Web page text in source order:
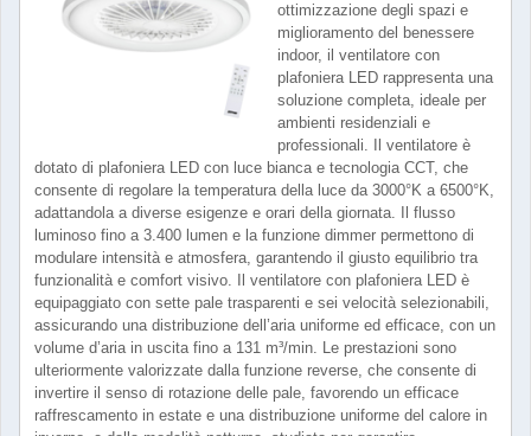
ottimizzazione degli spazi e
miglioramento del benessere
indoor, il ventilatore con
plafoniera LED rappresenta una
soluzione completa, ideale per
ambienti residenziali e
professionali. Il ventilatore è
dotato di plafoniera LED con luce bianca e tecnologia CCT, che
consente di regolare la temperatura della luce da 3000°K a 6500°K,
adattandola a diverse esigenze e orari della giornata. Il flusso
luminoso fino a 3.400 lumen e la funzione dimmer permettono di
modulare intensità e atmosfera, garantendo il giusto equilibrio tra
funzionalità e comfort visivo. Il ventilatore con plafoniera LED è
equipaggiato con sette pale trasparenti e sei velocità selezionabili,
assicurando una distribuzione dell’aria uniforme ed efficace, con un
volume d’aria in uscita fino a 131 m³/min. Le prestazioni sono
ulteriormente valorizzate dalla funzione reverse, che consente di
invertire il senso di rotazione delle pale, favorendo un efficace
raffrescamento in estate e una distribuzione uniforme del calore in